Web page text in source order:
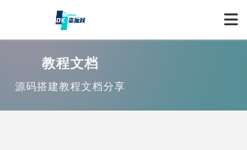
教程文档
源码搭建教程文档分享